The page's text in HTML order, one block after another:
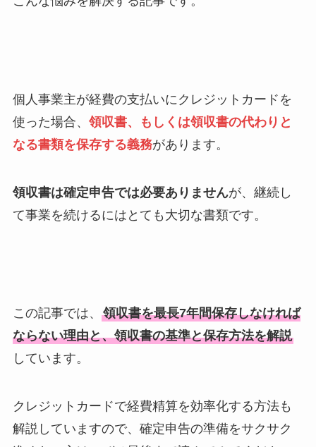
個人事業主が経費の支払いにクレジットカードを
使った場合、 領収書、もしくは領収書の代わりと
なる書類を保存する義務があります。
領収書は確定申告では必要ありませんが、継続し
て事業を続けるにはとても大切な書類です。
この記事では、 領収書を最長7年間保存しなければ
ならない理由と、領収書の基準と保存方法を解説
しています。
クレジットカードで経費精算を効率化する方法も
解説していますので、確定申告の準備をサクサク